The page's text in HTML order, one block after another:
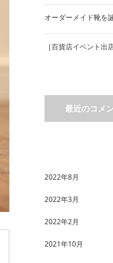
オーダーメイド靴を
［百貨店イベント出
最近のコメ
2022年8月
2022年3月
2022年2月
2021年10月